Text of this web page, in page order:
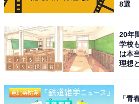
され、得点数が高かった路線・駅
＞10位までの全ランキング結果を
8選
20年
学校
は本
理想
「青